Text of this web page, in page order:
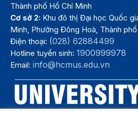
Thành phố Hồ Chí Minh
Cơ sở 2: Khu đô thị Đại học Quốc
Minh, Phường Đông Hoà, Thành
Điện thoại: (028) 62884499
Hotline tuyển sinh:1900999978
Email:info@hcmus.edu.vn